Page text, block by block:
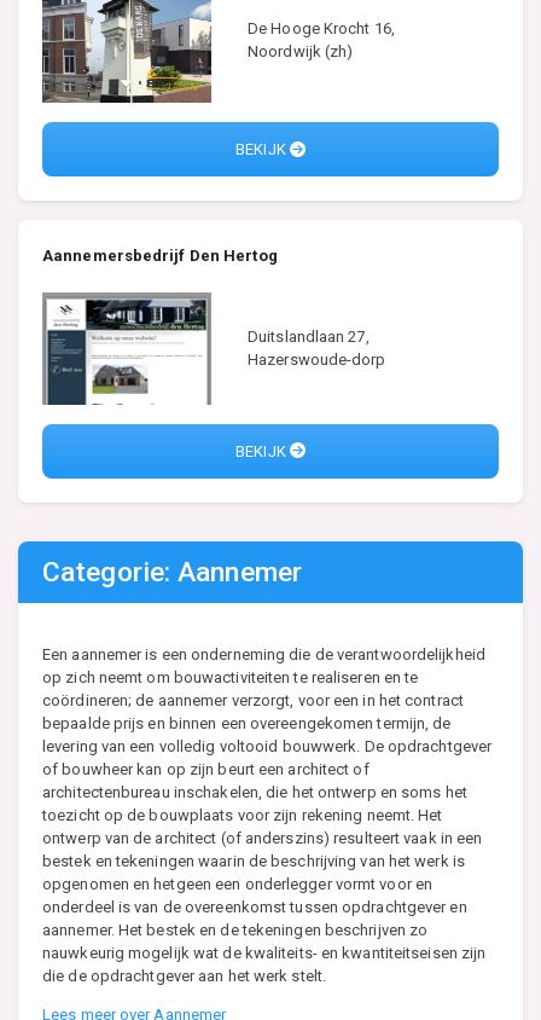
De Hooge Krocht 16,
Noordwijk (zh)
BEKIJK
Aannemersbedrijf Den Hertog
Duitslandlaan 27,
Hazerswoude-dorp
BEKIJK
Categorie: Aannemer
Een aannemer is een onderneming die de verantwoordelijkheid
op zich neemt om bouwactiviteiten te realiseren en te
coördineren; de aannemer verzorgt, voor een in het contract
bepaalde prijs en binnen een overeengekomen termijn, de
levering van een volledig voltooid bouwwerk. De opdrachtgever
of bouwheer kan op zijn beurt een architect of
architectenbureau inschakelen, die het ontwerp en soms het
toezicht op de bouwplaats voor zijn rekening neemt. Het
ontwerp van de architect (of anderszins) resulteert vaak in een
bestek en tekeningen waarin de beschrijving van het werk is
opgenomen en hetgeen een onderlegger vormt voor en
onderdeel is van de overeenkomst tussen opdrachtgever en
aannemer. Het bestek en de tekeningen beschrijven zo
nauwkeurig mogelijk wat de kwaliteits- en kwantiteitseisen zijn
die de opdrachtgever aan het werk stelt.
Lees meer over Aannemer